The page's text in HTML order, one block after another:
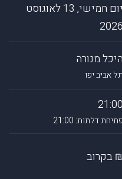
יום חמישי, 13 לאוגוסט
2026
היכל מנורה
תל אביב יפו
21:00
פתיחת דלתות: 21:00
₪ בקרוב